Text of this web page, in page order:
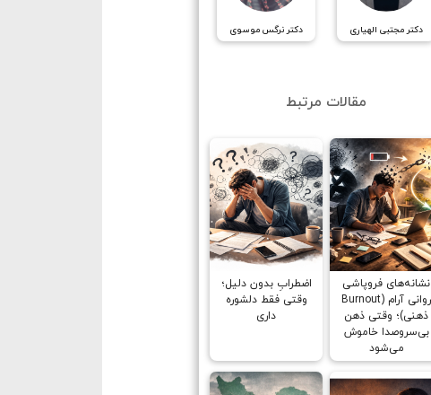
دکتر مجتبی الهیاری دکتر نرگس موسوی
مقالات مرتبط
نشانه‌های فروپاشی
روانی آرام (Burnout
ذهنی)؛ وقتی ذهن
بی‌سروصدا خاموش
می‌شود
اضطرابِ بدون دلیل؛
وقتی فقط دلشوره
داری